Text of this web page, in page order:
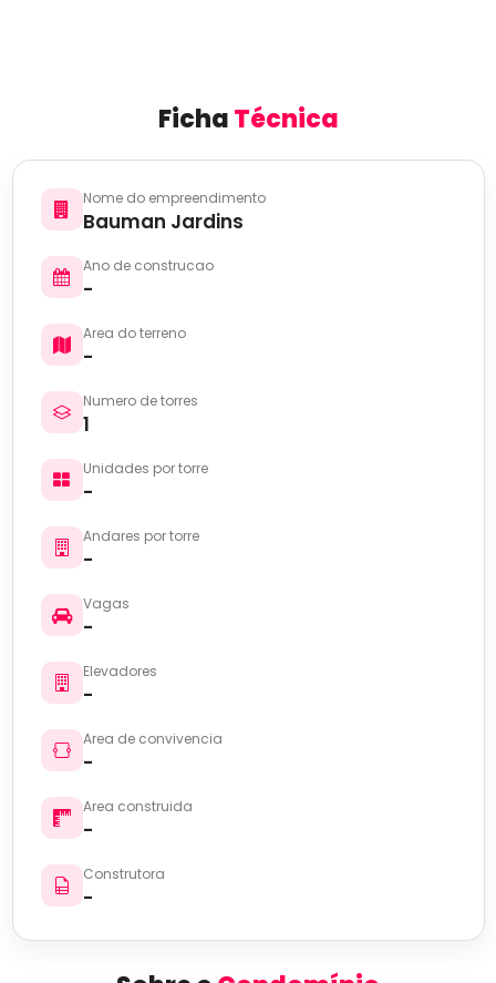
FichaTécnica
Nome do empreendimento
Bauman Jardins
Ano de construcao
-
Area do terreno
-
Numero de torres
1
Unidades por torre
-
Andares por torre
-
Vagas
-
Elevadores
-
Area de convivencia
-
Area construida
-
Construtora
-